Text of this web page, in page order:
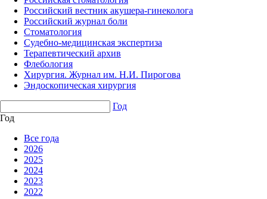
Российский вестник акушера-гинеколога
Российский журнал боли
Стоматология
Судебно-медицинская экспертиза
Терапевтический архив
Флебология
Хирургия. Журнал им. Н.И. Пирогова
Эндоскопическая хирургия
Год
Год
Все года
2026
2025
2024
2023
2022